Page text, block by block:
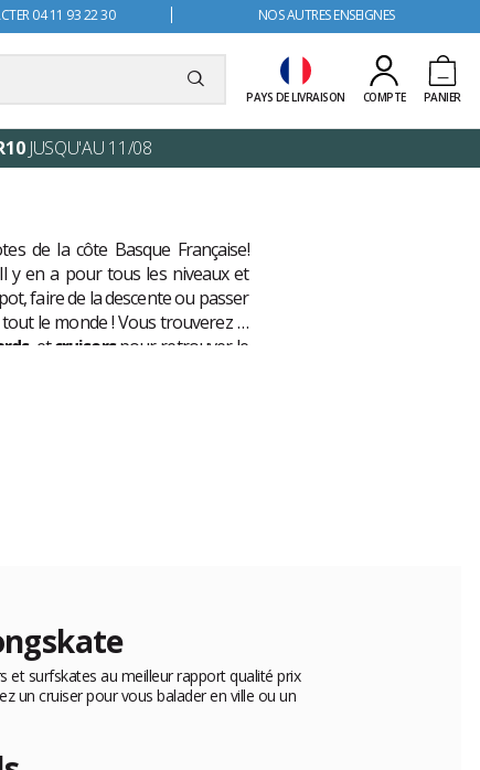
04 11 93 22 30 NOS AUTRES ENSEIGNES
PAYS DE LIVRAISON COMPTE PANIER
JUSQU'AU 11/08
de la côte Basque Française!
y en a pour tous les niveaux et
faire de la descente ou passer
le monde ! Vous trouverez le
, etcruiserspour retrouver le
et surfskates au meilleur rapport qualité prix
un cruiser pour vous balader en ville ou un